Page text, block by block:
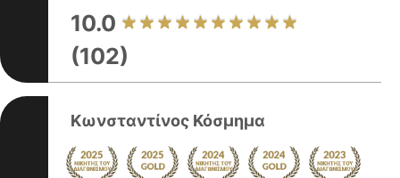
10.0
(102)
Κωνσταντίνος Κόσμημα